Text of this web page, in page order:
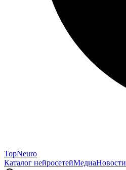
TopNeuro
Каталог нейросетейМедиаНовости